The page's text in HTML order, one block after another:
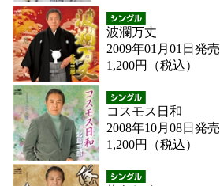
波瀾万丈
2009年01月01日発売
1,200円（税込）
コスモス日和
2008年10月08日発売
1,200円（税込）